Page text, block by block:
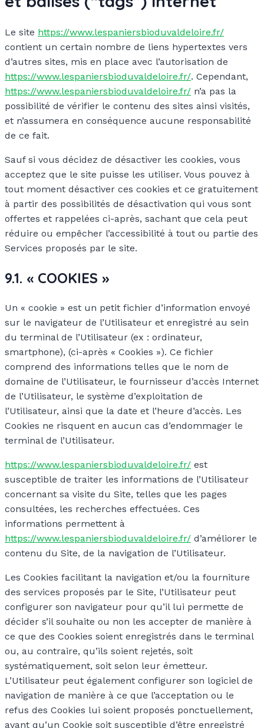
Le site https://www.lespaniersbioduvaldeloire.fr/
contient un certain nombre de liens hypertextes vers
d’autres sites, mis en place avec l’autorisation de
https://www.lespaniersbioduvaldeloire.fr/. Cependant,
https://www.lespaniersbioduvaldeloire.fr/ n’a pas la
possibilité de vérifier le contenu des sites ainsi visités,
et n’assumera en conséquence aucune responsabilité
de ce fait.
Sauf si vous décidez de désactiver les cookies, vous
acceptez que le site puisse les utiliser. Vous pouvez à
tout moment désactiver ces cookies et ce gratuitement
à partir des possibilités de désactivation qui vous sont
offertes et rappelées ci-après, sachant que cela peut
réduire ou empêcher l’accessibilité à tout ou partie des
Services proposés par le site.
9.1. « COOKIES »
Un « cookie » est un petit fichier d’information envoyé
sur le navigateur de l’Utilisateur et enregistré au sein
du terminal de l’Utilisateur (ex : ordinateur,
smartphone), (ci-après « Cookies »). Ce fichier
comprend des informations telles que le nom de
domaine de l’Utilisateur, le fournisseur d’accès Internet
de l’Utilisateur, le système d’exploitation de
l’Utilisateur, ainsi que la date et l’heure d’accès. Les
Cookies ne risquent en aucun cas d’endommager le
terminal de l’Utilisateur.
https://www.lespaniersbioduvaldeloire.fr/ est
susceptible de traiter les informations de l’Utilisateur
concernant sa visite du Site, telles que les pages
consultées, les recherches effectuées. Ces
informations permettent à
https://www.lespaniersbioduvaldeloire.fr/ d’améliorer le
contenu du Site, de la navigation de l’Utilisateur.
Les Cookies facilitant la navigation et/ou la fourniture
des services proposés par le Site, l’Utilisateur peut
configurer son navigateur pour qu’il lui permette de
décider s’il souhaite ou non les accepter de manière à
ce que des Cookies soient enregistrés dans le terminal
ou, au contraire, qu’ils soient rejetés, soit
systématiquement, soit selon leur émetteur.
L’Utilisateur peut également configurer son logiciel de
navigation de manière à ce que l’acceptation ou le
refus des Cookies lui soient proposés ponctuellement,
avant qu’un Cookie soit susceptible d’être enregistré